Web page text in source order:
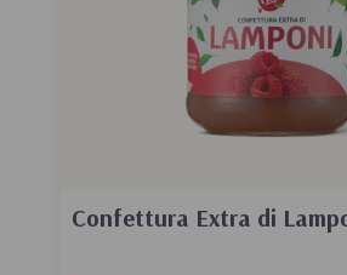
Confettura Extra di